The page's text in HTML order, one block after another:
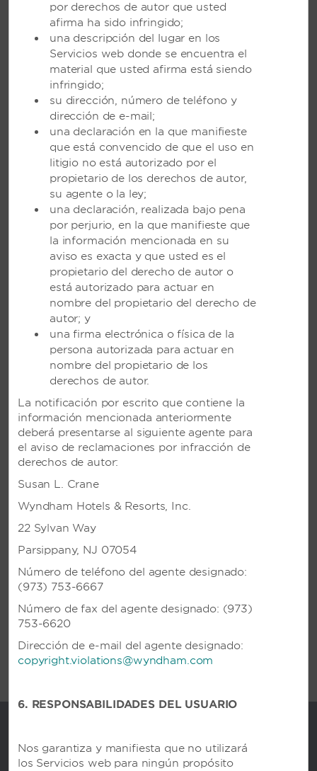
VER RESORT
VIVA WYNDHAM HEAVENS, UN
TRADEMARK ADULTS ALL-
INCLUSIVE RESORT EN
PUERTO PLATA, REPÚBLICA
DOMINICANA
Animado retiro en la playa con una gran
variedad de actividades, excursiones y vida
VER RESORT
por derechos de autor que usted
afirma ha sido infringido;
una descripción del lugar en los
Servicios web donde se encuentra el
material que usted afirma está siendo
infringido;
su dirección, número de teléfono y
dirección de e-mail;
una declaración en la que manifieste
que está convencido de que el uso en
litigio no está autorizado por el
propietario de los derechos de autor,
su agente o la ley;
una declaración, realizada bajo pena
por perjurio, en la que manifieste que
la información mencionada en su
aviso es exacta y que usted es el
propietario del derecho de autor o
está autorizado para actuar en
nombre del propietario del derecho de
autor; y
una firma electrónica o física de la
persona autorizada para actuar en
nombre del propietario de los
derechos de autor.
La notificación por escrito que contiene la
información mencionada anteriormente
deberá presentarse al siguiente agente para
el aviso de reclamaciones por infracción de
derechos de autor:
Susan L. Crane
Wyndham Hotels & Resorts, Inc.
22 Sylvan Way
Parsippany, NJ 07054
Número de teléfono del agente designado:
(973) 753-6667
Número de fax del agente designado: (973)
753-6620
Dirección de e-mail del agente designado:
copyright.violations@wyndham.com
6. RESPONSABILIDADES DEL USUARIO
Nos garantiza y manifiesta que no utilizará
los Servicios web para ningún propósito